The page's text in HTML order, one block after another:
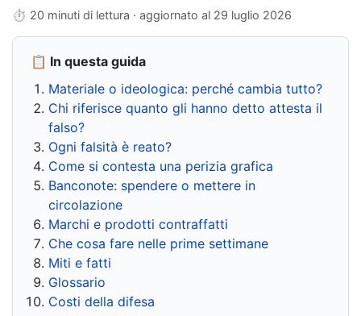
⏱ 20 minuti di lettura · aggiornato al 29 luglio 2026
📋 In questa guida
Materiale o ideologica: perché cambia tutto?
Chi riferisce quanto gli hanno detto attesta il
falso?
Ogni falsità è reato?
Come si contesta una perizia grafica
Banconote: spendere o mettere in
circolazione
Marchi e prodotti contraffatti
Che cosa fare nelle prime settimane
Miti e fatti
Glossario
Costi della difesa